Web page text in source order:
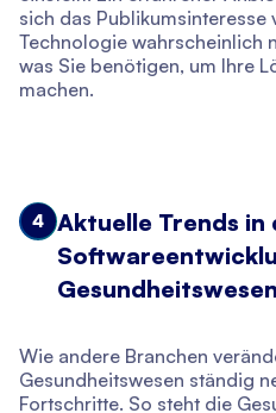
sich das
Technologie wahrscheinlich
was Sie benötigen, um Ihre
machen.
4 Aktuelle Trends in
Gesundheitswesen
Wie andere Branchen
Gesundheitswesen ständig
Fortschritte. So steht die